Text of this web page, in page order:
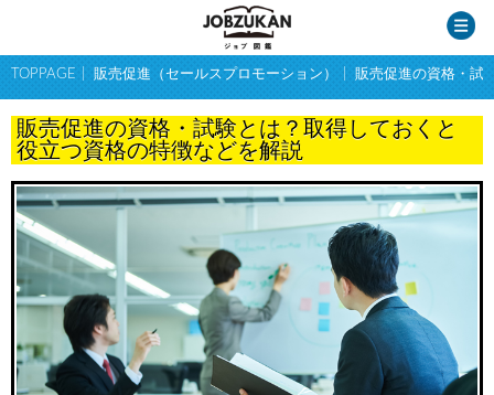
TOPPAGE 販売促進（セールスプロモーション） 販売促進の資格・試
販売促進の資格・試験とは？取得しておくと
役立つ資格の特徴などを解説